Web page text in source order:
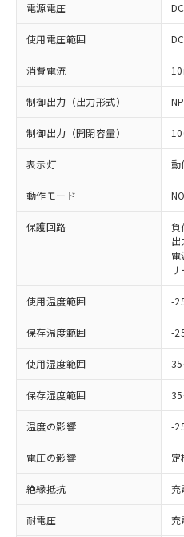
電源電圧
使用電圧範囲
消費電流
制御出力（出力形式）
制御出力（開閉容量）
表示灯 動
動作モード NO
保護回路
負
出
電
サ
使用温度範囲 -
保存温度範囲 -
使用湿度範囲
保存湿度範囲
温度の影響 -
電圧の影響
絶縁抵抗 充
耐電圧 充
ご利用条件
以下の条件をお読みい
本サービスは、
商品の当社在庫
(税抜)を提供さ
当社制御機器事
本サービスの対
ことをご了承く
在庫状況および
記載している更
タに基づき作成
対応済み：EU
非含有に対応した製品
対応予定：EU RoHS
有に対応した製品に
商品です。
対応予定なし：EU
非含有に非対応の商品
調査・確認中：EU
非含有の対応状況を
商品です。
非該当品：ライセン
害物質有無と関係の
仕入先様の事情により
いたものが、含有品
むを得ず変更すること
*EU RoHS指令（10物質）：
鉛(Pb) 1000ppm以下、 水
※1 中国RoHS○×
「○」：最大均質材
基準値以下であるこ
「×」：最大均質材
基準値を超えている
「－」：未確認です
い合わせください。
当社は、これら
為替および外国
（以下｢規制貨
または国外への